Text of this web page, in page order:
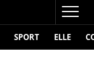
SPORT ELLE